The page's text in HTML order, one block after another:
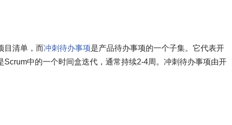
目清单，而冲刺待办事项是产品待办事项的一个子集。它代表开
中的一个时间盒迭代，通常持续2-4周。冲刺待办事项由开